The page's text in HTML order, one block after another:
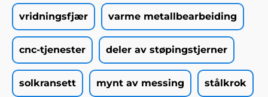
vridningsfjær varme metallbearbeiding
cnc-tjenester deler av støpingstjerner
solkransett mynt av messing stålkrok